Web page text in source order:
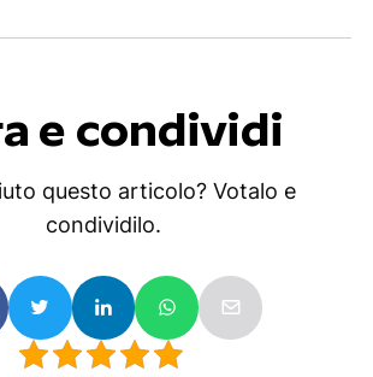
e condividi
questo articolo? Votalo e
condividilo.